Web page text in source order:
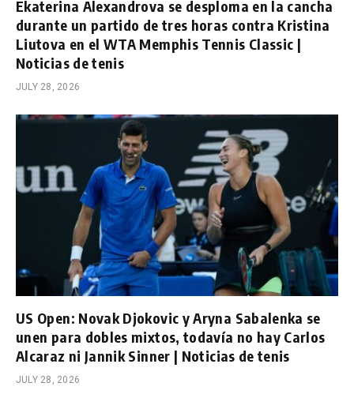
Ekaterina Alexandrova se desploma en la cancha
durante un partido de tres horas contra Kristina
Liutova en el WTA Memphis Tennis Classic |
Noticias de tenis
JULY 28, 2026
US Open: Novak Djokovic y Aryna Sabalenka se
unen para dobles mixtos, todavía no hay Carlos
Alcaraz ni Jannik Sinner | Noticias de tenis
JULY 28, 2026